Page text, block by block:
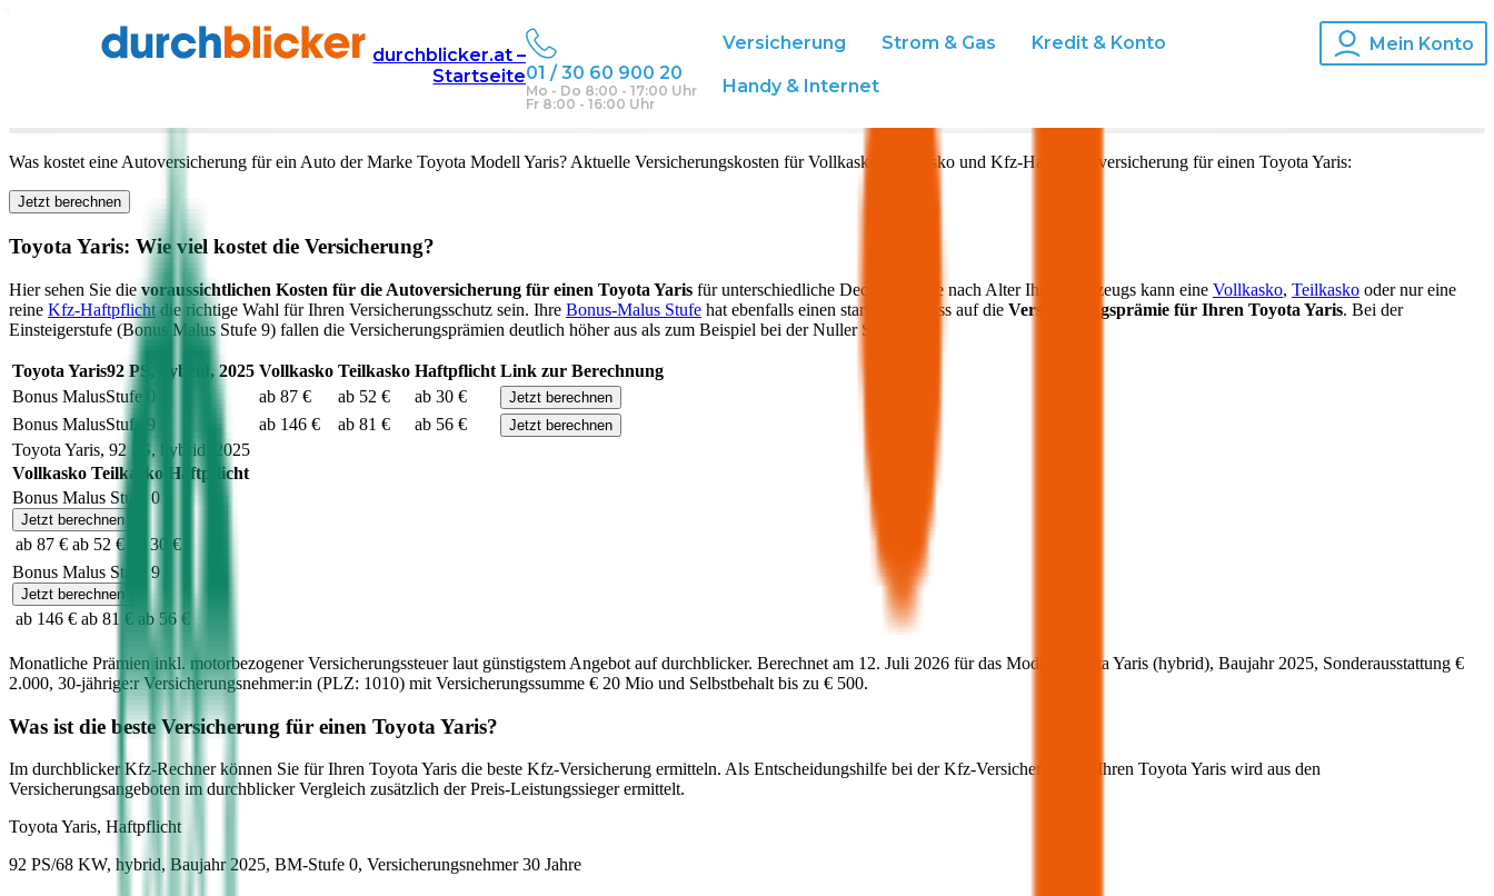
durchblicker.at –
Startseite01 / 30 60 900 20
Mo - Do 8:00 - 17:00 Uhr
Fr 8:00 - 16:00 Uhr
Versicherung Strom & Gas Kredit & Konto
Handy & Internet
Mein Konto
Autoversicherung Toyota
in Österreich
Was kostet eine Autoversicherung für ein Auto der Marke Toyota ModellYaris? Aktuelle Versicherungskosten für Vollkasko, Teilkasko und Kfz-Haftpflichtversicherung für einen ToyotaYaris:
Jetzt berechnen
Toyota Yaris: Wie viel kostet die Versicherung?
Hier sehen Sie die voraussichtlichen Kosten für die Autoversicherung für einen Toyota Yaris für unterschiedliche Deckungen. Je nach Alter Ihres Fahrzeugs kann eine Vollkasko, Teilkasko oder nur eine
reine Kfz-Haftpflicht die richtige Wahl für Ihren Versicherungsschutz sein. Ihre Bonus-Malus Stufe hat ebenfalls einen starken Einfluss auf die Versicherungsprämie für Ihren Toyota Yaris. Bei der
Einsteigerstufe (Bonus Malus Stufe 9) fallen die Versicherungsprämien deutlich höher aus als zum Beispiel bei der Nuller Stufe.
Toyota Yaris92 PS, hybrid ,2025 Vollkasko Teilkasko Haftpflicht Link zur Berechnung
Bonus MalusStufe 0 ab 87 € ab 52 € ab 30 € Jetzt berechnen
Bonus MalusStufe 9 ab 146 € ab 81 € ab 56 € Jetzt berechnen
Toyota Yaris, 92 PS, hybrid
2025
Vollkasko Teilkasko Haftpflicht
Bonus Malus Stufe 0
Jetzt berechnen
ab 87 € ab 52 €
ab 30 €
Bonus Malus Stufe 9
Jetzt berechnen
ab 146 € ab 81 € ab 56 €
Monatliche Prämien inkl. motorbezogener Versicherungssteuer laut günstigstem Angebot auf durchblicker. Berechnet am 12. Juli 2026 für das Modell Toyota Yaris (hybrid), Baujahr 2025, Sonderausstattung €
2.000, 30-jährige:rVersicherungsnehmer:in (PLZ: 1010) mit Versicherungssumme € 20 Mio und Selbstbehalt bis zu € 500.
Was ist die beste Versicherung für einen Toyota Yaris?
Im durchblicker Kfz-Rechner können Sie für Ihren Toyota Yaris die beste Kfz-Versicherung ermitteln. Als Entscheidungshilfe bei der Kfz-Versicherung für Ihren Toyota Yaris wird aus den
Versicherungsangeboten im durchblicker Vergleich zusätzlich der Preis-Leistungssieger ermittelt.
Toyota Yaris, Haftpflicht
92 PS/68 KW, hybrid, Baujahr 2025, BM-Stufe 0, Versicherungsnehmer 30 Jahre